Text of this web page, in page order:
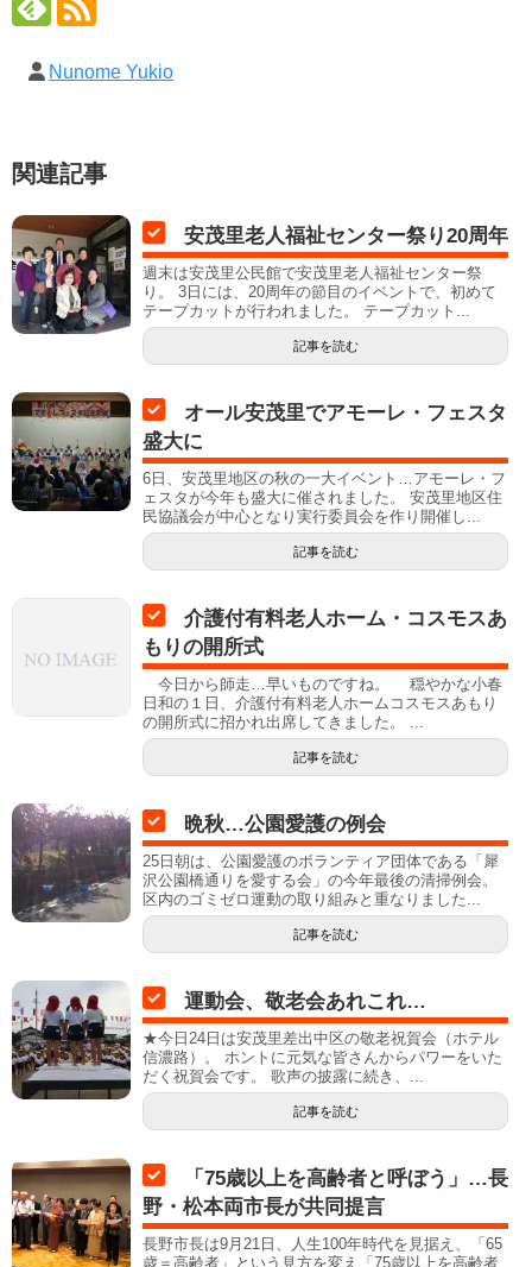
Nunome Yukio
関連記事
安茂里老人福祉センター祭り20周年
週末は安茂里公民館で安茂里老人福祉センター祭
り。 3日には、20周年の節目のイベントで、初めて
テープカットが行われました。 テープカット...
記事を読む
オール安茂里でアモーレ・フェスタ
盛大に
6日、安茂里地区の秋の一大イベント…アモーレ・フ
ェスタが今年も盛大に催されました。 安茂里地区住
民協議会が中心となり実行委員会を作り開催し...
記事を読む
介護付有料老人ホーム・コスモスあ
もりの開所式
今日から師走…早いものですね。 穏やかな小春
日和の１日、介護付有料老人ホームコスモスあもり
の開所式に招かれ出席してきました。 ...
記事を読む
晩秋…公園愛護の例会
25日朝は、公園愛護のボランティア団体である「犀
沢公園橋通りを愛する会」の今年最後の清掃例会。
区内のゴミゼロ運動の取り組みと重なりました...
記事を読む
運動会、敬老会あれこれ…
★今日24日は安茂里差出中区の敬老祝賀会（ホテル
信濃路）。 ホントに元気な皆さんからパワーをいた
だく祝賀会です。 歌声の披露に続き、...
記事を読む
「75歳以上を高齢者と呼ぼう」…長
野・松本両市長が共同提言
長野市長は9月21日、人生100年時代を見据え、「65
歳＝高齢者」という見方を変え「75歳以上を高齢者